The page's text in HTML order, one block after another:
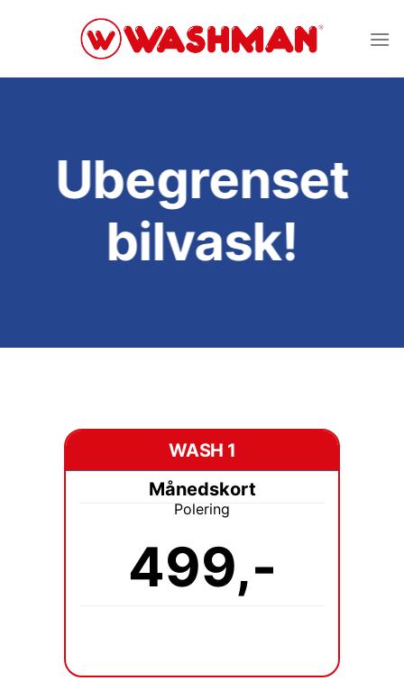
Ubegrenset
bilvask!
WASH 1
Månedskort
Polering
499,-